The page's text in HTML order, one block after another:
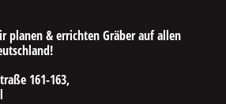
planen & errichten Gräber auf allen
161-163,